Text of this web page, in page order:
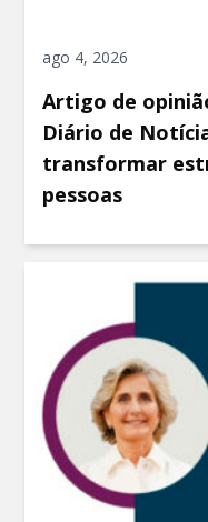
ago 4, 2026
Artigo de
Diário de
transformar
pessoas